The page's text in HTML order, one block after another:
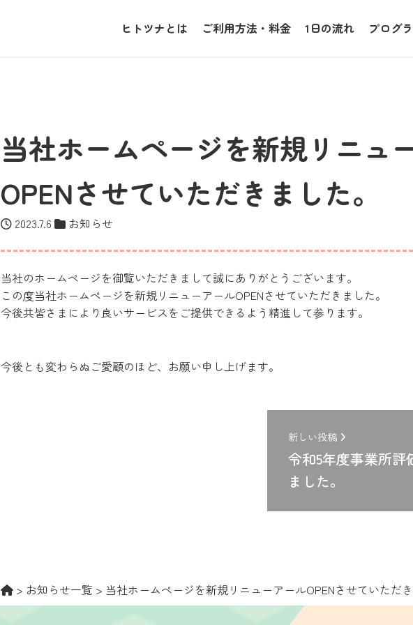
ヒトツナとは ご利用方法・料金 1日の流れ プログ
当社ホームページを新規リニュ
OPENさせていただきました。
2023.7.6 お知らせ
当社のホームページを御覧いただきまして誠にありがとうございます。
この度当社ホームページを新規リニューアールOPENさせていただきました。
今後共皆さまにより良いサービスをご提供できるよう精進して参ります。
今後とも変わらぬご愛顧のほど、お願い申し上げます。
新しい投稿
令和5年度事業所評
ました。
> お知らせ一覧> 当社ホームページを新規リニューアールOPENさせていただき